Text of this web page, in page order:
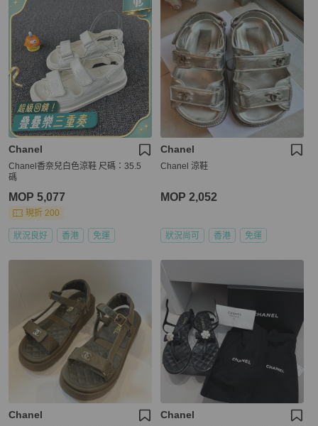
Chanel
Chanel香奈兒白色涼鞋 尺碼：35.5
碼
MOP 5,077
現折 200
狀況良好 香港 免運
Chanel
Chanel 涼鞋
MOP 2,052
狀況尚可 香港 免運
Chanel Chanel